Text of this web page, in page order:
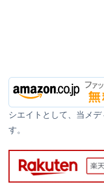
シエイトとして、当メ
す。